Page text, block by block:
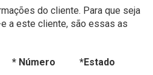
do cliente. Para que seja
a este cliente, são essas as
* Número *Estado